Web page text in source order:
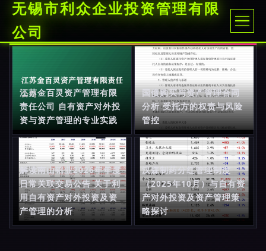
无锡市利众企业投资管理有限
公司
江苏金百灵资产管理有限
责任公司 自有资产对外投
资与资产管理的专业实践
国债购买与资产管理合同
分析 受托方的权责与风险
管控
解读南山铝业2026年年度
日常关联交易公告 关于利
用自有资产对外投资及资
产管理的分析
汉森制药分红管理制度
（2025年10月）与自有资
产对外投资及资产管理策
略探讨